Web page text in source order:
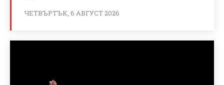
ЧЕТВЪРТЪК, 6 АВГУСТ 2026